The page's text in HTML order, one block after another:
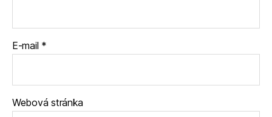
E-mail *
Webová stránka